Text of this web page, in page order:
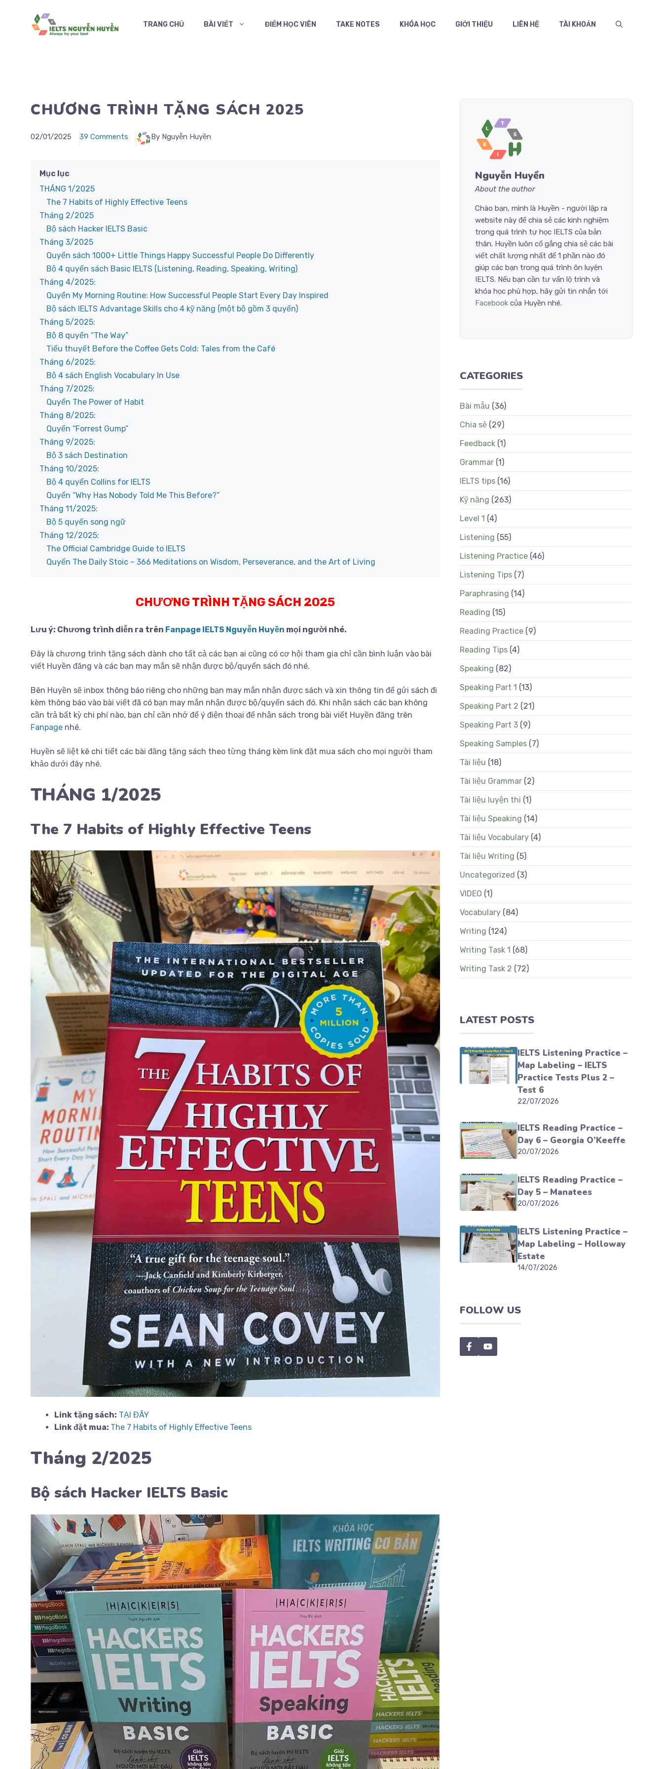
TRANG CHỦ BÀI VIẾT ĐIỂM HỌC VIÊN TAKE NOTES KHÓA HỌC GIỚI THIỆU LIÊN HỆ TÀI KHOẢN
CHƯƠNG TRÌNH TẶNG SÁCH 2025
02/01/2025 39 Comments By Nguyễn Huyền
Mục lục
THÁNG 1/2025
The 7 Habits of Highly Effective Teens
Tháng 2/2025
Bộ sách Hacker IELTS Basic
Tháng 3/2025
Quyển sách 1000+ Little Things Happy Successful People Do Differently
Bộ 4 quyển sách Basic IELTS (Listening, Reading, Speaking, Writing)
Tháng 4/2025:
Quyển My Morning Routine: How Successful People Start Every Day Inspired
Bộ sách IELTS Advantage Skills cho 4 kỹ năng (một bộ gồm 3 quyển)
Tháng 5/2025:
Bộ 8 quyển “The Way”
Tiểu thuyết Before the Coffee Gets Cold: Tales from the Café
Tháng 6/2025:
Bộ 4 sách English Vocabulary In Use
Tháng 7/2025:
Quyển The Power of Habit
Tháng 8/2025:
Quyển “Forrest Gump”
Tháng 9/2025:
Bộ 3 sách Destination
Tháng 10/2025:
Bộ 4 quyển Collins for IELTS
Quyển “Why Has Nobody Told Me This Before?”
Tháng 11/2025:
Bộ 5 quyển song ngữ
Tháng 12/2025:
The Official Cambridge Guide to IELTS
Quyển The Daily Stoic – 366 Meditations on Wisdom, Perseverance, and the Art of Living
CHƯƠNG TRÌNH TẶNG SÁCH 2025
Lưu ý: Chương trình diễn ra trên Fanpage IELTS Nguyễn Huyền mọi người nhé.
Đây là chương trình tặng sách dành cho tất cả các bạn ai cũng có cơ hội tham gia chỉ cần bình luận vào bài
viết Huyền đăng và các bạn may mắn sẽ nhận được bộ/quyển sách đó nhé.
Bên Huyền sẽ inbox thông báo riêng cho những bạn may mắn nhận được sách và xin thông tin để gửi sách đi
kèm thông báo vào bài viết đã có bạn may mắn nhận được bộ/quyển sách đó. Khi nhận sách các bạn không
cần trả bất kỳ chi phí nào, bạn chỉ cần nhớ để ý điện thoại để nhận sách trong bài viết Huyền đăng trên
Fanpage nhé.
Huyền sẽ liệt kê chi tiết các bài đăng tặng sách theo từng tháng kèm link đặt mua sách cho mọi người tham
khảo dưới đây nhé.
THÁNG 1/2025
The 7 Habits of Highly Effective Teens
Link tặng sách: TẠI ĐÂY
Link đặt mua: The 7 Habits of Highly Effective Teens
Tháng 2/2025
Bộ sách Hacker IELTS Basic
Nguyễn Huyền
About the author
Chào bạn, mình là Huyền - người lập ra
website này để chia sẻ các kinh nghiệm
trong quá trình tự học IELTS của bản
thân. Huyền luôn cố gắng chia sẻ các bài
viết chất lượng nhất để 1 phần nào đó
giúp các bạn trong quá trình ôn luyện
IELTS. Nếu bạn cần tư vấn lộ trình và
khóa học phù hợp, hãy gửi tin nhắn tới
Facebook của Huyền nhé.
CATEGORIES
Bài mẫu (36)
Chia sẻ (29)
Feedback (1)
Grammar (1)
IELTS tips (16)
Kỹ năng (263)
Level 1 (4)
Listening (55)
Listening Practice (46)
Listening Tips (7)
Paraphrasing (14)
Reading (15)
Reading Practice (9)
Reading Tips (4)
Speaking (82)
Speaking Part 1 (13)
Speaking Part 2 (21)
Speaking Part 3 (9)
Speaking Samples (7)
Tài liệu (18)
Tài liệu Grammar (2)
Tài liệu luyện thi (1)
Tài liệu Speaking (14)
Tài liệu Vocabulary (4)
Tài liệu Writing (5)
Uncategorized (3)
VIDEO (1)
Vocabulary (84)
Writing (124)
Writing Task 1 (68)
Writing Task 2 (72)
LATEST POSTS
IELTS Listening Practice –
Map Labeling – IELTS
Practice Tests Plus 2 –
Test 6
22/07/2026
IELTS Reading Practice –
Day 6 – Georgia O’Keeffe
20/07/2026
IELTS Reading Practice –
Day 5 – Manatees
20/07/2026
IELTS Listening Practice –
Map Labeling – Holloway
Estate
14/07/2026
FOLLOW US